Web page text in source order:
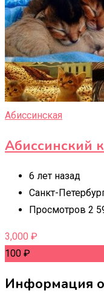
Абиссинская
Абиссинский
6 лет назад
Санкт-
Просмотров 2
3,000 ₽
100 ₽
Информация